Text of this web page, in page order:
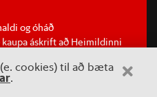
og óháð
áskrift að Heimildinni
Sjá meira
cookies) til að bæta
.